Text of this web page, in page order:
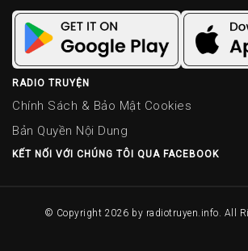
RADIO TRUYỆN
Chính Sách & Bảo Mật Cookies
Bản Quyền Nội Dung
KẾT NỐI VỚI CHÚNG TÔI QUA FACEBOOK
© Copyright 2026 by radiotruyen.info. All